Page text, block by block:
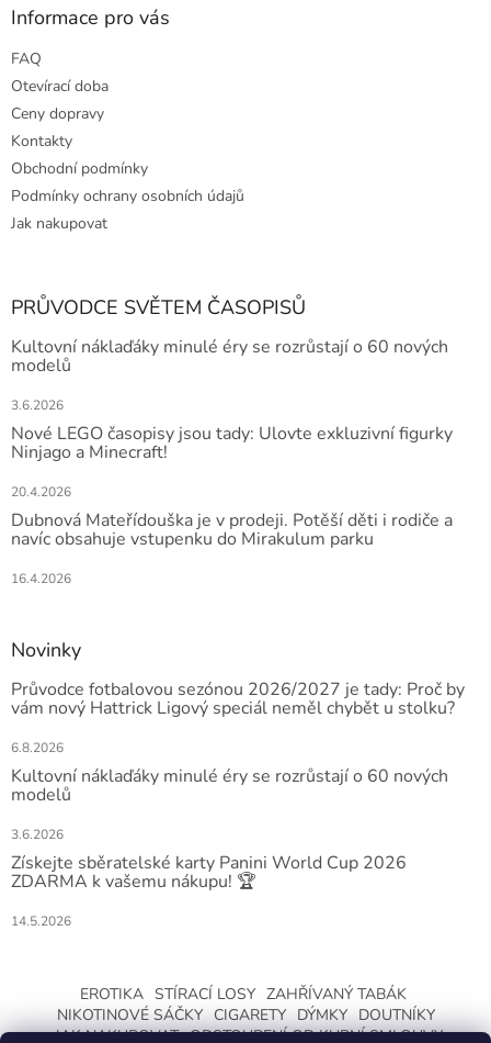
Informace pro vás
FAQ
Otevírací doba
Ceny dopravy
Kontakty
Obchodní podmínky
Podmínky ochrany osobních údajů
Jak nakupovat
PRŮVODCE SVĚTEM ČASOPISŮ
Kultovní náklaďáky minulé éry se rozrůstají o 60 nových
modelů
3.6.2026
Nové LEGO časopisy jsou tady: Ulovte exkluzivní figurky
Ninjago a Minecraft!
20.4.2026
Dubnová Mateřídouška je v prodeji. Potěší děti i rodiče a
navíc obsahuje vstupenku do Mirakulum parku
16.4.2026
Novinky
Průvodce fotbalovou sezónou 2026/2027 je tady: Proč by
vám nový Hattrick Ligový speciál neměl chybět u stolku?
6.8.2026
Kultovní náklaďáky minulé éry se rozrůstají o 60 nových
modelů
3.6.2026
Získejte sběratelské karty Panini World Cup 2026
ZDARMA k vašemu nákupu! 🏆
14.5.2026
EROTIKA STÍRACÍ LOSY ZAHŘÍVANÝ TABÁK
NIKOTINOVÉ SÁČKY CIGARETY DÝMKY
DOUTNÍKY
JAK NAKUPOVAT ODSTOUPENÍ OD KUPNÍ SMLOUVY